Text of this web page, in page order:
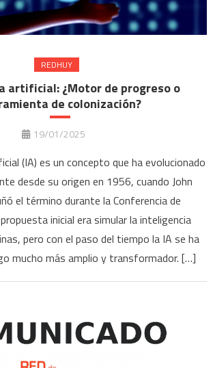
REDHUY
artificial: ¿Motor de progreso o
de colonización?
19/01/2025
(IA) es un concepto que ha evolucionado
desde su origen en 1956, cuando John
el término durante la Conferencia de
inicial era simular la inteligencia
pero con el paso del tiempo la IA se ha
mucho más amplio y transformador. […]